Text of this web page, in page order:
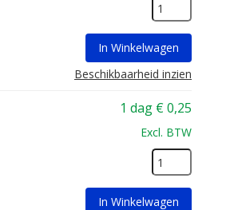
In Winkelwagen
Beschikbaarheid inzien
1 dag €0,25
Excl. BTW
In Winkelwagen